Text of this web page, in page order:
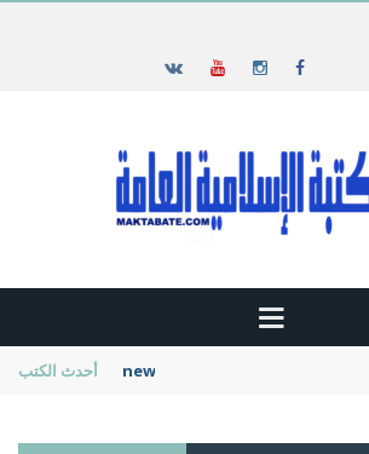
أحدث الكتب new cambridge history of islam